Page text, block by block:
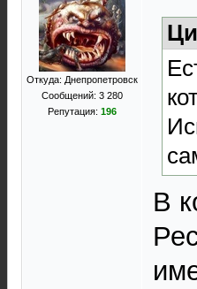
Откуда: Днепропетровск
Сообщений: 3 280
Репутация: 196
В